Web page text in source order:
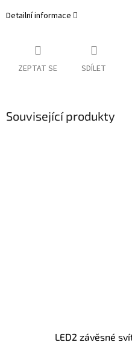
Detailní informace
ZEPTAT SE SDÍLET
Související produkty
LED2 závěsné